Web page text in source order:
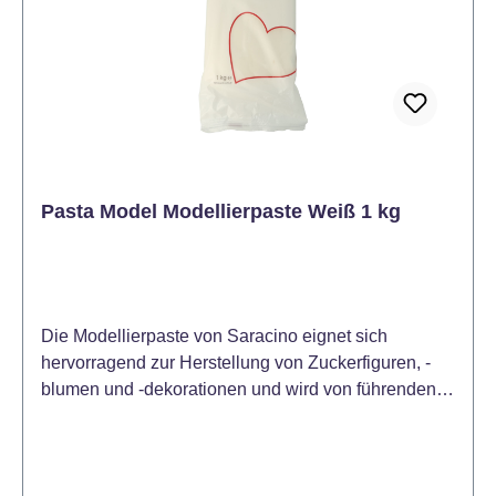
Zucker, enthält sie kein Gluten, keine gehärteten
Fette oder Rückstände von Trockenfrüchten. 2017
wurde die Modellierpaste von Saracino mit dem
Preis für das beste Produkt auf den Cake Master
Awards in England ausgezeichnet. Für eine
aufbewahrt werden. Farbe: Weiß
Pasta Model Modellierpaste Weiß 1 kg
Die Modellierpaste von Saracino eignet sich
hervorragend zur Herstellung von Zuckerfiguren, -
blumen und -dekorationen und wird von führenden